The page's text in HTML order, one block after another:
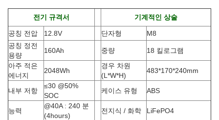
전기 규격서 기계적인 상술
공칭 전압 12.8V 단자형
M8
공칭 정전
용량
160Ah 중량
18 킬로그램
아주 적은
에너지
2048Wh
경우 차원
(L*W*H)
483*170*240mm
내부 저항
≤30 @50%
SOC
케이스 유형 ABS
능력
@40A : 240 분
(4hours)
전지식 / 화학 LiFePO4